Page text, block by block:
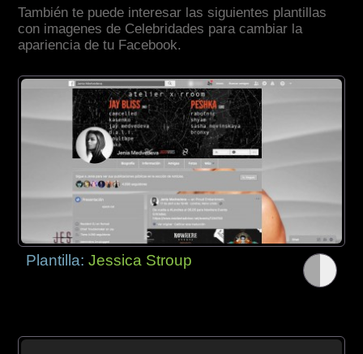
También te puede interesar las siguientes plantillas
con imagenes de Celebridades para cambiar la
apariencia de tu Facebook.
Plantilla:Jessica Stroup